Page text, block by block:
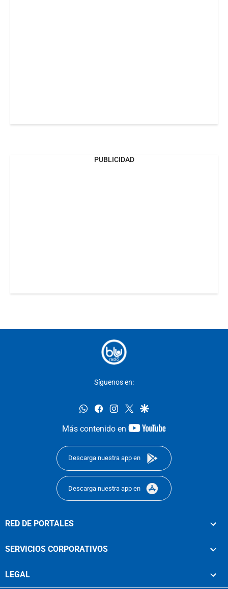
PUBLICIDAD
Síguenos en:
whatsappfacebookinstagram
twittergoogle
Más contenido en
youtube-
Descarga nuestra app en
Descarga nuestra app en
RED DE PORTALES
SERVICIOS CORPORATIVOS
LEGAL